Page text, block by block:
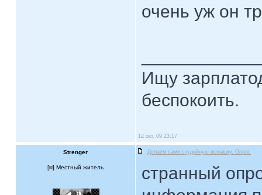
очень уж он
Ищу
беспокоить.
12 окт, 09 23:17
Strenger Делаем сами студийную вспышку. Опрос
[ ] Местный житель
странный